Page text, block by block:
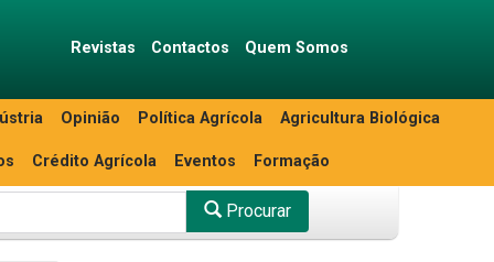
Revistas Contactos Quem Somos
Opinião Política Agrícola Agricultura Biológica
Crédito Agrícola Eventos Formação
Procurar